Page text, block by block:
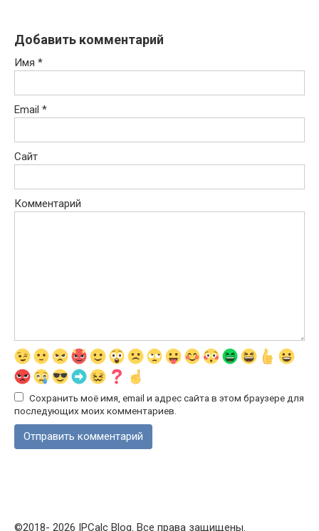
Добавить комментарий
Имя *
Email *
Сайт
Комментарий
Сохранить моё имя, email и адрес сайта в этом браузере для
последующих моих комментариев.
©2018- 2026 IPCalc Blog. Все права защищены.